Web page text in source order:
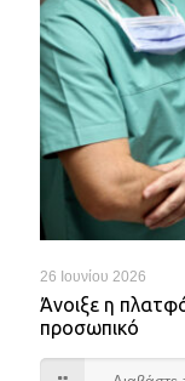
26 Ιουνίου 2026
Άνοιξε η
προσωπικό